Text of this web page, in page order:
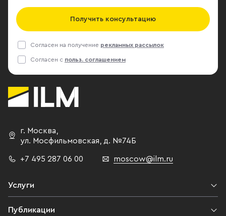
Получить консультацию
Согласен на получение рекламных рассылок
Согласен с польз. соглашением
г. Москва,
ул. Мосфильмовская, д. №74Б
+7 495 287 06 00 moscow@ilm.ru
Услуги
Публикации